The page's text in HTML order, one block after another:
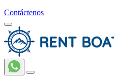
Contáctenos